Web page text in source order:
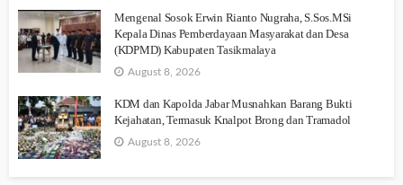
Mengenal Sosok Erwin Rianto Nugraha, S.Sos.MSi
Kepala Dinas Pemberdayaan Masyarakat dan Desa
(KDPMD) Kabupaten Tasikmalaya
August 8, 2026
KDM dan Kapolda Jabar Musnahkan Barang Bukti
Kejahatan, Termasuk Knalpot Brong dan Tramadol
August 8, 2026